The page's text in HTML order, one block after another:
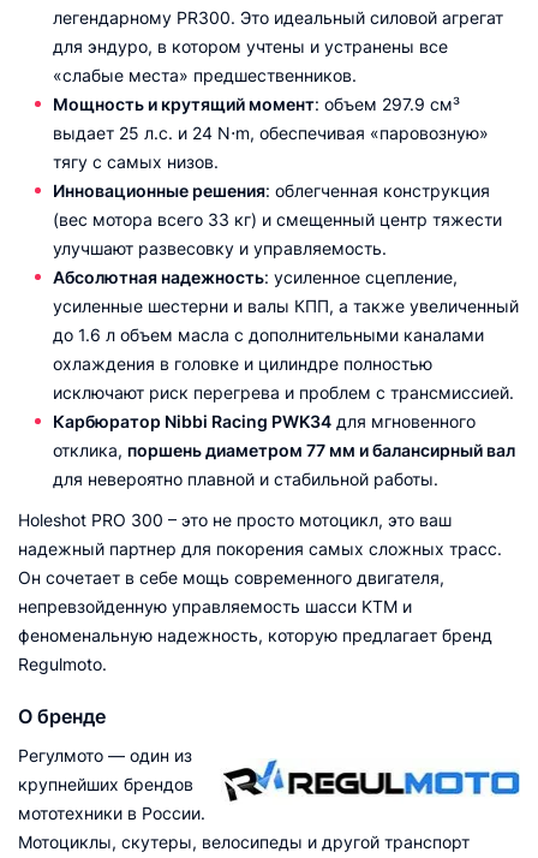
легендарному PR300. Это идеальный силовой агрегат
для эндуро, в котором учтены и устранены все
«слабые места» предшественников.
Мощность и крутящий момент: объем 297.9 см³
выдает 25 л.с. и 24 N⋅m, обеспечивая «паровозную»
тягу с самых низов.
Инновационные решения: облегченная конструкция
(вес мотора всего 33 кг) и смещенный центр тяжести
улучшают развесовку и управляемость.
Абсолютная надежность: усиленное сцепление,
усиленные шестерни и валы КПП, а также увеличенный
до 1.6 л объем масла с дополнительными каналами
охлаждения в головке и цилиндре полностью
исключают риск перегрева и проблем с трансмиссией.
Карбюратор Nibbi Racing PWK34 для мгновенного
отклика, поршень диаметром 77 мм и балансирный вал
для невероятно плавной и стабильной работы.
Holeshot PRO 300 – это не просто мотоцикл, это ваш
надежный партнер для покорения самых сложных трасс.
Он сочетает в себе мощь современного двигателя,
непревзойденную управляемость шасси KTM и
феноменальную надежность, которую предлагает бренд
Regulmoto.
О бренде
Регулмото — один из
крупнейших брендов
мототехники в России.
Мотоциклы, скутеры, велосипеды и другой транспорт